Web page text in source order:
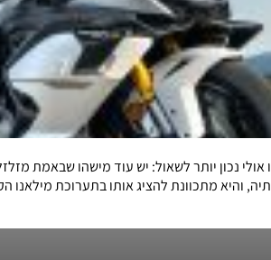
והיא מתכוונת להציג אותו בתערוכת